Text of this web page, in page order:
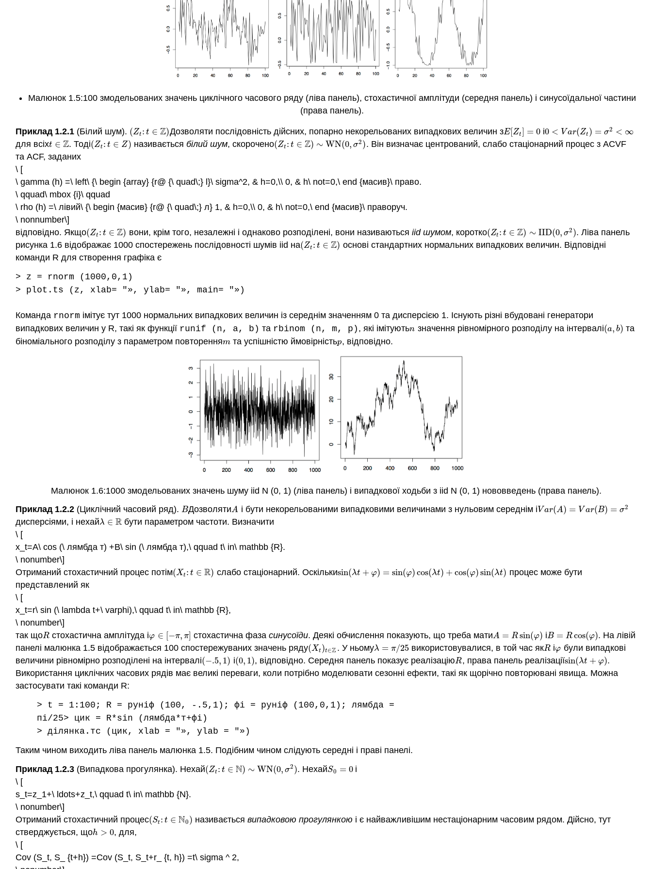
Малюнок 1.5:100 змодельованих значень циклічного часового ряду (ліва панель), стохастичної амплітуди (середня панель) і синусоїдальної частини
(права панель).
Приклад 1.2.1 (Білий шум). (Zt : t ∈ Z)
(Zt:t ∈Z ) Дозволяти послідовність дійсних, попарно некорельованих випадкових величин зE Zt = 0
E[ Zt] 0 і0 < Var(Zt) = σ2 < ∞
0 <V ar(Zt)=σ 2< ∞
для всіхt ∈ Z
t∈Z . Тоді(Zt: t ∈ Z)
(Zt:t ∈Z ) називається білий шум, скорочено(Zt : t ∈ Z) ∼ WN(0, σ2)
(Zt:t ∈Z )∼WN(0,σ2)
. Він визначає центрований, слабо стаціонарний процес з ACVF
та ACF, заданих
\ [
\ gamma (h) =\ left\ {\ begin {array} {r@ {\ quad\;} l}\ sigma^2, & h=0,\\ 0, & h\ not=0,\ end {масив}\ право.
\ qquad\ mbox {і}\ qquad
\ rho (h) =\ лівий\ {\ begin {масив} {r@ {\ quad\;} л} 1, & h=0,\\ 0, & h\ not=0,\ end {масив}\ праворуч.
\ nonnumber\]
відповідно. Якщо(Zt : t ∈ Z)
(Zt:t ∈Z ) вони, крім того, незалежні і однаково розподілені, вони називаються iid шумом, коротко(Zt: t ∈ Z) ∼ IID(0, σ2)
(Zt:t ∈Z )∼I ID (0,σ2)
. Ліва панель
рисунка 1.6 відображає 1000 спостережень послідовності шумів iid на(Zt : t ∈ Z)
(Zt:t ∈Z )
основі стандартних нормальних випадкових величин. Відповідні
команди R для створення графіка є
> z = rnorm (1000,0,1)
> plot.ts (z, xlab= "», ylab= "», main= "»)
Команда rnorm імітує тут 1000 нормальних випадкових величин із середнім значенням 0 та дисперсією 1. Існують різні вбудовані генератори
випадкових величин у R, такі як функції runif (n, a, b) та rbinom (n, m, p) , які імітуютьn
n значення рівномірного розподілу на інтервалі(a, b)
(a,b) та
біноміального розподілу з параметром повторенняm
m та успішністю ймовірністьp
p, відповідно.
Малюнок 1.6:1000 змодельованих значень шуму iid N (0, 1) (ліва панель) і випадкової ходьби з iid N (0, 1) нововведень (права панель).
Приклад 1.2.2 (Циклічний часовий ряд). B
BДозволятиA
A і бути некорельованими випадковими величинами з нульовим середнім іVar(A) = V ar(B) = σ2
Var(A)= Va r(B)=σ2
дисперсіями, і нехайλ ∈ R
λ∈R
бути параметром частоти. Визначити
\ [
x_t=A\ cos (\ лямбда т) +B\ sin (\ лямбда т),\ qquad t\ in\ mathbb {R}.
\ nonumber\]
Отриманий стохастичний процес потім(Xt: t ∈ R)
(Xt:t ∈ R ) слабо стаціонарний. Оскількиsin(λt + φ) = sin(φ)cos(λt) + cos(φ)sin(λt)
sin(λt+φ )=sin( φ)cos(λt)+cos (φ )sin(λt)
процес може бути
представлений як
\ [
x_t=r\ sin (\ lambda t+\ varphi),\ qquad t\ in\ mathbb {R},
\ nonumber\]
так щоR
R стохастична амплітуда іφ ∈ −π, π]
φ ∈[ −π,π] стохастична фазасинусоїди. Деякі обчислення показують, що треба матиA = Rsin(φ)
A=R sin(φ) іB = Rcos(φ)
B=R cos(φ)
. На лівій
панелі малюнка 1.5 відображається 100 спостережуваних значень ряду(Xt)t∈Z
(Xt)t∈Z. У ньомуλ = π/25
λ=π /25 використовувалися, в той час якR
R іφ
φ були випадкові
величини рівномірно розподілені на інтервалі(−.5, 1)
(−.5,1) і(0, 1)
(0, 1) , відповідно. Середня панель показує реалізаціюR
R, права панель реалізаціїsin(λt + φ)
sin(λt+φ )
.
Використання циклічних часових рядів має великі переваги, коли потрібно моделювати сезонні ефекти, такі як щорічно повторювані явища. Можна
застосувати такі команди R:
> t = 1:100; R = руніф (100, -.5,1); фі = руніф (100,0,1); лямбда =
пі/25> цик = R*sin (лямбда*т+фі)
> ділянка.тс (цик, xlab = "», ylab = "»)
Таким чином виходить ліва панель малюнка 1.5. Подібним чином слідують середні і праві панелі.
Приклад 1.2.3 (Випадкова прогулянка). Нехай(Zt : t ∈ N) ∼ WN(0, σ2)
(Zt:t ∈N )∼ WN(0,σ2) . НехайS0 = 0
S0 =0
і
\ [
s_t=z_1+\ ldots+z_t,\ qquad t\ in\ mathbb {N}.
\ nonumber\]
Отриманий стохастичний процес(St: t ∈ N0 )
(St: t∈N0) називаєтьсявипадковою прогулянкою і є найважливішим нестаціонарним часовим рядом. Дійсно, тут
стверджується, щоh > 0
h >0
, для,
\ [
Cov (S_t, S_ {t+h}) =Cov (S_t, S_t+r_ {t, h}) =t\ sigma ^ 2,